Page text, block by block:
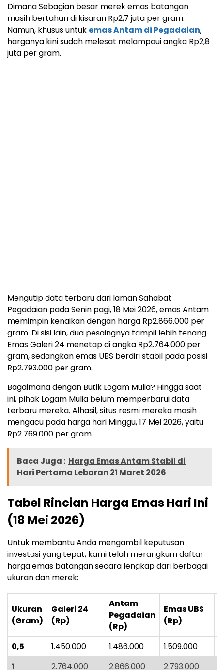
Dimana Sebagian besar merek emas batangan
masih bertahan di kisaran Rp2,7 juta per gram.
Namun, khusus untuk emas Antam di Pegadaian,
harganya kini sudah melesat melampaui angka Rp2,8
juta per gram.
Mengutip data terbaru dari laman Sahabat
Pegadaian pada Senin pagi, 18 Mei 2026, emas Antam
memimpin kenaikan dengan harga Rp2.866.000 per
gram. Di sisi lain, dua pesaingnya tampil lebih tenang.
Emas Galeri 24 menetap di angka Rp2.764.000 per
gram, sedangkan emas UBS berdiri stabil pada posisi
Rp2.793.000 per gram.
Bagaimana dengan Butik Logam Mulia? Hingga saat
ini, pihak Logam Mulia belum memperbarui data
terbaru mereka. Alhasil, situs resmi mereka masih
mengacu pada harga hari Minggu, 17 Mei 2026, yaitu
Rp2.769.000 per gram.
Baca Juga : Harga Emas Antam Stabil di
Hari Pertama Lebaran 21 Maret 2026
Tabel Rincian Harga Emas Hari Ini
(18 Mei 2026)
Untuk membantu Anda mengambil keputusan
investasi yang tepat, kami telah merangkum daftar
harga emas batangan secara lengkap dari berbagai
ukuran dan merek:
Ukuran
(Gram)
Galeri 24
(Rp)
Antam
Pegadaian
(Rp)
Emas UBS
(Rp)
0,5 1.450.000 1.486.000
1.509.000
1
2.764.000 2.866.000 2.793.000